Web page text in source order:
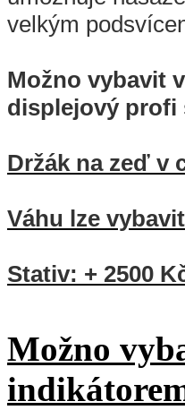
velkým
Možno vybavit
displejový profi
Držák na zeď v
Váhu lze
Stativ: + 2500
Možno